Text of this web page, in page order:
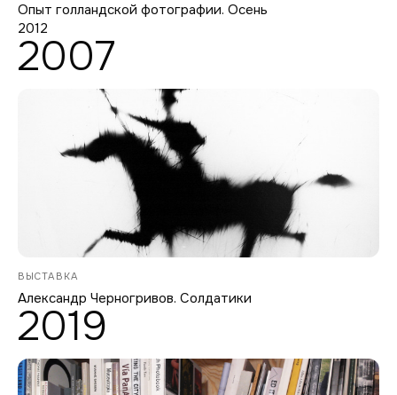
Опыт голландской фотографии. Осень
2012
2007
ВЫСТАВКА
Александр Черногривов. Солдатики
2019